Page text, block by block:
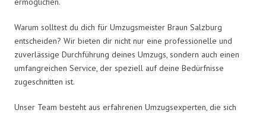
Warum solltest du dich für Umzugsmeister Braun Salzburg
entscheiden? Wir bieten dir nicht nur eine professionelle und
zuverlässige Durchführung deines Umzugs, sondern auch einen
umfangreichen Service, der speziell auf deine Bedürfnisse
zugeschnitten ist.
Unser Team besteht aus erfahrenen Umzugsexperten, die sich